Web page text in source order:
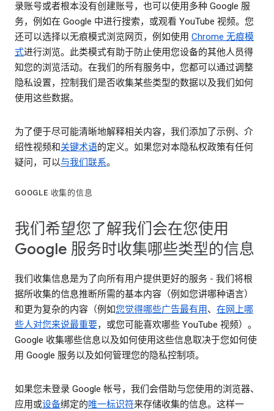
录账号或者根本没有创建账号，也可以使用多种 Google 服
务，例如在 Google 中进行搜索，或观看 YouTube 视频。您
还可以选择以无痕模式浏览网页，例如使用 Chrome 无痕模
式进行浏览。此类模式有助于防止使用您设备的其他人员得
知您的浏览活动。在我们的所有服务中，您都可以通过调整
隐私设置，控制我们是否收集某些类型的数据以及我们如何
使用这些数据。
为了便于尽可能清晰地解释相关内容，我们添加了示例、介
绍性视频和关键术语的定义。如果您对本隐私权政策有任何
疑问，可以与我们联系。
GOOGLE 收集的信息
我们希望您了解我们会在您使用
Google 服务时收集哪些类型的信息
我们收集信息是为了向所有用户提供更好的服务 - 我们将根
据所收集的信息推断所需的基本内容（例如您讲哪种语言）
和更为复杂的内容（例如您觉得哪些广告最有用、 在网上哪
些人对您来说最重要，或您可能喜欢哪些 YouTube 视频）。
Google 收集哪些信息以及如何使用这些信息取决于您如何使
用 Google 服务以及如何管理您的隐私控制项。
如果您未登录 Google 帐号，我们会借助与您使用的浏览器、
应用或设备绑定的唯一标识符来存储收集的信息。这样一